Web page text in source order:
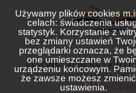
Używamy plików cookies
celach: świadczenia
statystyk. Korzystanie z
bez zmiany ustawień
przeglądarki oznacza, że
one umieszczane w
urządzeniu końcowym.
że zawsze możesz
ustawienia.
STRONA GŁÓWNA
FOTOGRAFOWANIE